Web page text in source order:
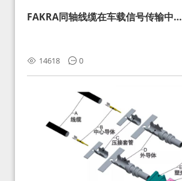
FAKRA同轴线缆在车载信号传输中的
14618 0